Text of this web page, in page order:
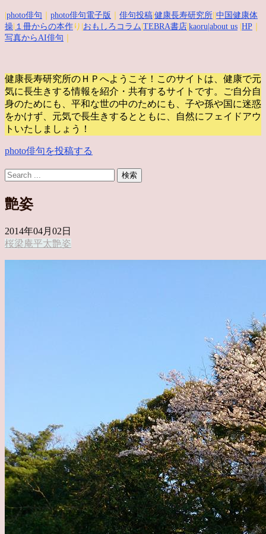
photo俳句 photo俳句電子版 俳句投稿 健康長寿研究所 中国健康体
操 １冊からの本作 り| おもしろコラム TEBRA書店 kaoru |about us HP
写真からAI俳句
健康長寿研究所のＨＰへようこそ！このサイトは、健康で元
気に長生きする情報を紹介・共有するサイトです。
ご自分自
身のためにも、平和な世の中のためにも、子や孫や国に迷惑
をかけず、元気で長生きするとともに、自然にフェイドアウ
トいたしましょう！
photo俳句を投稿する
艶姿
2014年04月02日
桜梁庵平太艶姿